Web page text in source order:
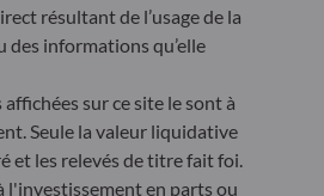
LUX
résultant de l’usage de la
informations qu’elle
sur ce site le sont à
Seule la valeur liquidative
et les relevés de titre fait foi.
l'investissement en parts ou